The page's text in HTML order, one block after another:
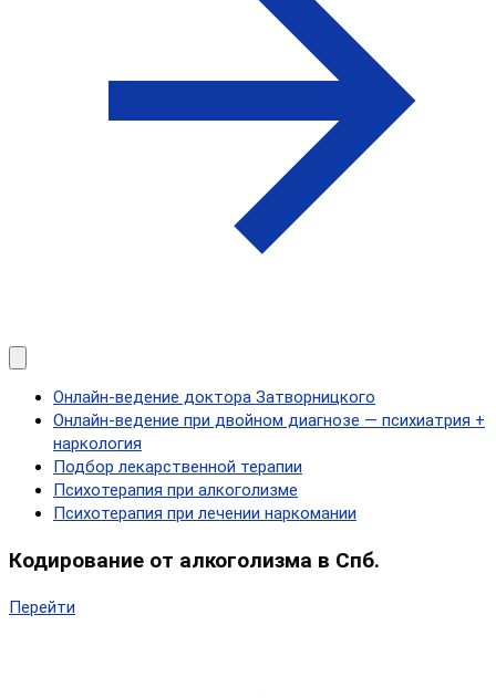
Онлайн-ведение доктора Затворницкого
Онлайн‑ведение при двойном диагнозе — психиатрия +
наркология
Подбор лекарственной терапии
Психотерапия при алкоголизме
Психотерапия при лечении наркомании
Кодирование от алкоголизма в Спб.
Перейти